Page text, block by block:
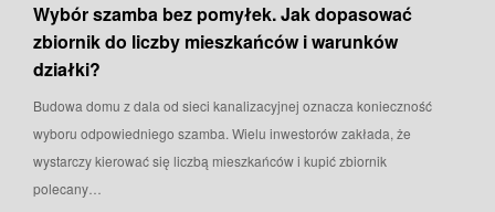
Wybór szamba bez pomyłek. Jak dopasować
zbiornik do liczby mieszkańców i warunków
działki?
Budowa domu z dala od sieci kanalizacyjnej oznacza konieczność
wyboru odpowiedniego szamba. Wielu inwestorów zakłada, że
wystarczy kierować się liczbą mieszkańców i kupić zbiornik
polecany…